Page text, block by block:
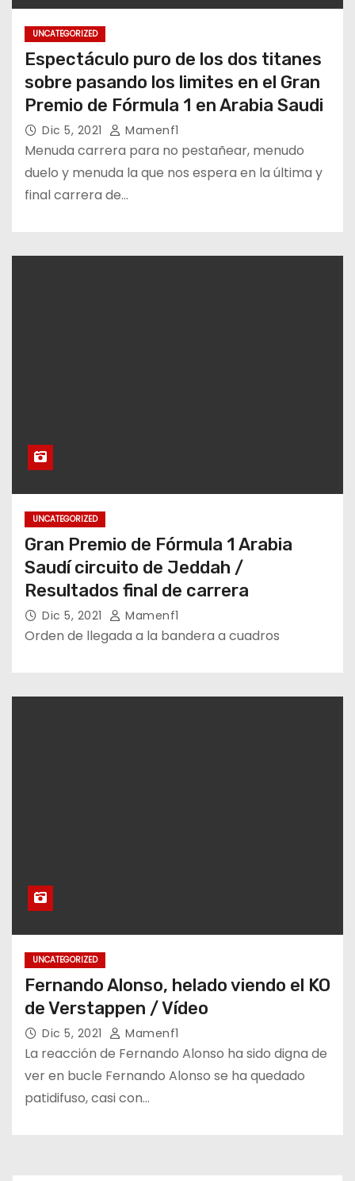
UNCATEGORIZED
Espectáculo puro de los dos titanes
sobre pasando los limites en el Gran
Premio de Fórmula 1 en Arabia Saudi
Dic 5, 2021 Mamenf1
Menuda carrera para no pestañear, menudo
duelo y menuda la que nos espera en la última y
final carrera de…
UNCATEGORIZED
Gran Premio de Fórmula 1 Arabia
Saudí circuito de Jeddah /
Resultados final de carrera
Dic 5, 2021 Mamenf1
Orden de llegada a la bandera a cuadros
UNCATEGORIZED
Fernando Alonso, helado viendo el KO
de Verstappen / Vídeo
Dic 5, 2021 Mamenf1
La reacción de Fernando Alonso ha sido digna de
ver en bucle Fernando Alonso se ha quedado
patidifuso, casi con…